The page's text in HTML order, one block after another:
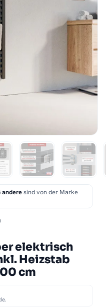
anderesind von der Marke
elektrisch
Heizstab
cm